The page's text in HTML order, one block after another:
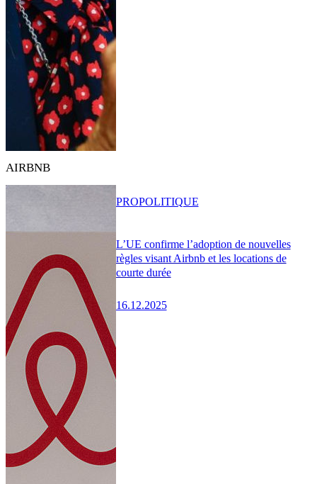
AIRBNB
L’UE confirme l’adoption de nouvelles
règles visant Airbnb et les locations de
courte durée
16.12.2025
PROPOLITIQUE